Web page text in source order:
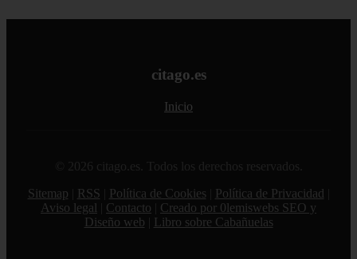
citago.es
Inicio
© 2026 citago.es. Todos los derechos reservados.
Sitemap
RSS Política de Cookies Política de Privacidad
Aviso legal
Contacto
Creado por 0lemiswebs SEO y
Diseño web
Libro sobre Cabañuelas